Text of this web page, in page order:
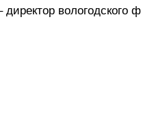
вологодского